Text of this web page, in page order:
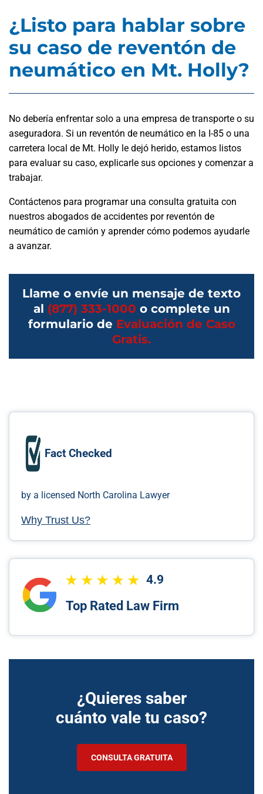
¿Listo para hablar sobre
su caso de reventón de
neumático en Mt. Holly?
No debería enfrentar solo a una empresa de transporte o su
aseguradora. Si un reventón de neumático en la I-85 o una
carretera local de Mt. Holly le dejó herido, estamos listos
para evaluar su caso, explicarle sus opciones y comenzar a
trabajar.
Contáctenos para programar una consulta gratuita con
nuestros abogados de accidentes por reventón de
neumático de camión y aprender cómo podemos ayudarle
a avanzar.
Llame o envíe un mensaje de texto
al (877) 333-1000 o complete un
formulario de Evaluación de Caso
Gratis.
Fact Checked
by a licensed North Carolina Lawyer
Why Trust Us?
4.9
Top Rated Law Firm
¿Quieres saber
cuánto vale tu caso?
CONSULTA GRATUITA